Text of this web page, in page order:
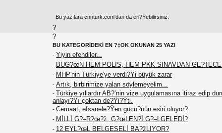
Bu yazılara cnnturk.com'dan da eri?Ÿebilirsiniz.
?
?
BU KATEGORİDEKİ EN ?‡OK OKUNAN 25 YAZI
- Yiyin efendiler...
- BUG?œN HEM POLİS, HEM PKK SINAVDAN
- MHP'nin Türkiye'ye verdi?Ÿi büyük zarar
- Artık, birbirimize yalan söylemeyelim...
- Türkiye yıllardır AB?’nin vize uygulamasına itiraz edip
anlayı?Ÿı çoktan de?Ÿi?Ÿti.
- Cemaat, efsanele?Ÿen gücü?nün esiri oluyor?
- MİLLİ G?–R?œ?ž, G?œLEN?İ G?–LGELEDİ?
- 12 EYL?œL BELGESELİ BA?žLIYOR?